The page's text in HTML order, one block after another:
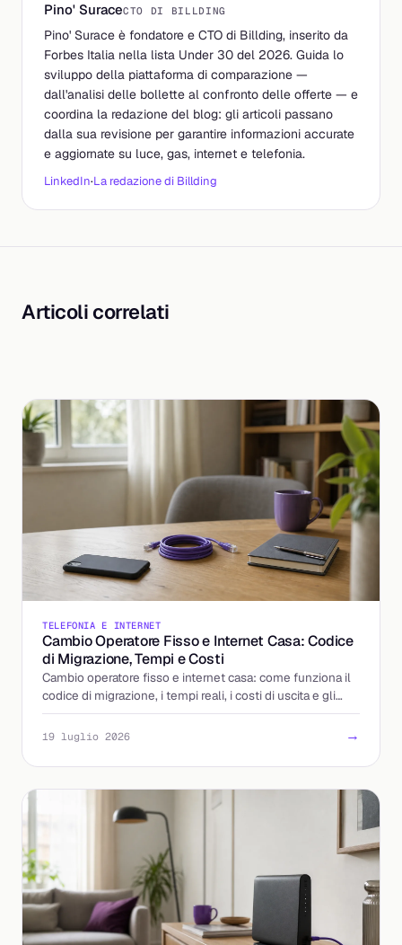
Pino' SuraceCTO DI BILLDING
Pino' Surace è fondatore e CTO di Billding, inserito da
Forbes Italia nella lista Under 30 del 2026. Guida lo
sviluppo della piattaforma di comparazione —
dall'analisi delle bollette al confronto delle offerte — e
coordina la redazione del blog: gli articoli passano
dalla sua revisione per garantire informazioni accurate
e aggiornate su luce, gas, internet e telefonia.
LinkedIn·La redazione di Billding
Articoli correlati
TELEFONIA E INTERNET
Cambio Operatore Fisso e Internet Casa: Codice
di Migrazione, Tempi e Costi
Cambio operatore fisso e internet casa: come funziona il
codice di migrazione, i tempi reali, i costi di uscita e gli
errori da evitare. La guida completa.
19 luglio 2026 →